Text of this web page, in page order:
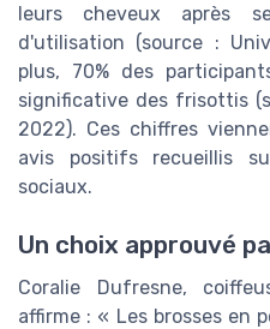
leurs cheveux après
d'utilisation (source :
plus, 70% des
significative des frisottis
2022). Ces chiffres
avis positifs recueillis
sociaux.
Un choix approuvé
Coralie Dufresne,
affirme : « Les brosses en